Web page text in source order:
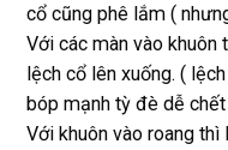
cổ cũng phê lắm (
Với các màn vào khuôn
lệch cổ lên xuống. (
bóp mạnh tỳ đè dễ
Với khuôn vào roang